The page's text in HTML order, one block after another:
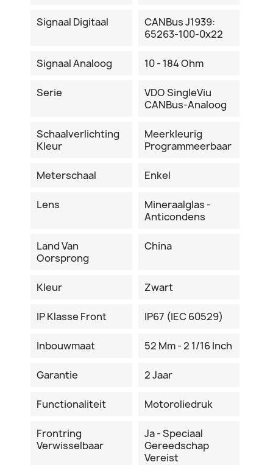
Signaal Digitaal
CANBus J1939:
65263-100-0x22
Signaal Analoog 10 - 184 Ohm
Serie
VDO SingleViu
CANBus-Analoog
Schaalverlichting
Kleur
Meerkleurig
Programmeerbaar
Meterschaal Enkel
Lens
Mineraalglas -
Anticondens
Land Van
Oorsprong
China
Kleur Zwart
IP Klasse Front IP67 (IEC 60529)
Inbouwmaat 52 Mm - 2 1/16 Inch
Garantie 2 Jaar
Functionaliteit Motoroliedruk
Frontring
Verwisselbaar
Ja - Speciaal
Gereedschap
Vereist